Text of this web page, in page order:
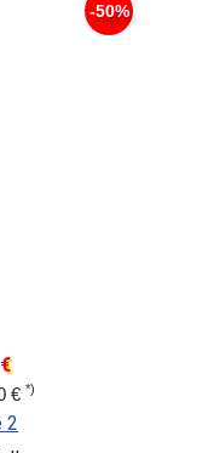
-50%
€ *)
2